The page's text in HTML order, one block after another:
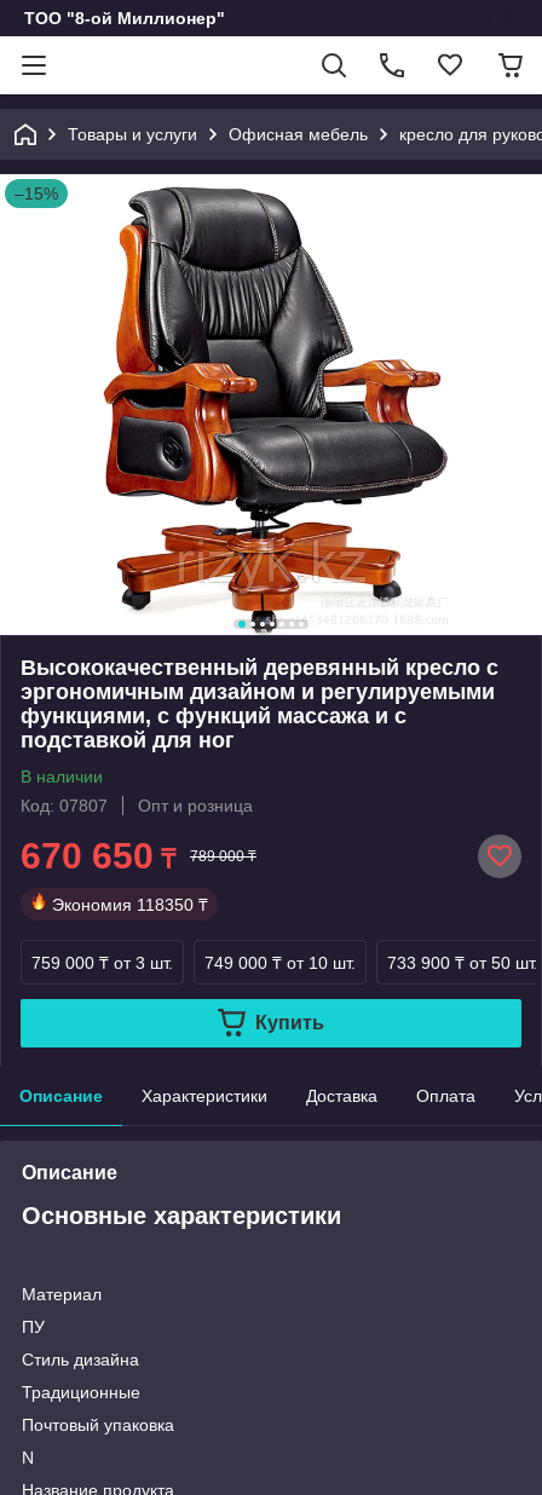
ТОО "8-ой Миллионер"
Товары и услуги Офисная мебель кресло для
–15%
Высококачественный деревянный кресло с
эргономичным дизайном и регулируемыми
функциями, с функций массажа и с
подставкой для ног
В наличии
Код: 07807
Опт и розница
670 650 ₸ 789 000 ₸
Экономия 118350 ₸
759 000 ₸ от 3 шт. 749 000 ₸ от 10 шт. 733 900 ₸ от 50 шт.
Купить
Описание Характеристики Доставка Оплата
Описание
Основные характеристики
Материал
ПУ
Стиль дизайна
Традиционные
Почтовый упаковка
N
Название продукта